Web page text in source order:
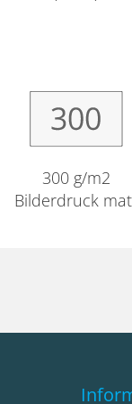
300 g/m2
Bilderdruck